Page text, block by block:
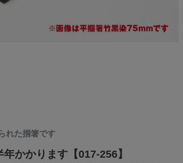
れた掴箸です
かかります【017-256】